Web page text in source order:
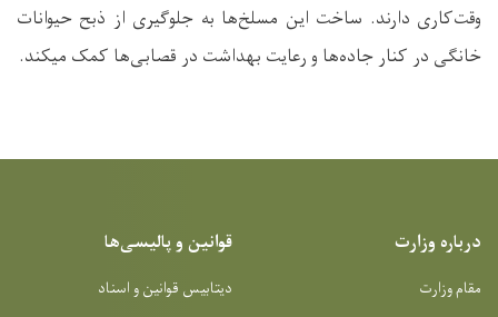
وقت‌کاری دارند. ساخت این مسلخ‌ها به جلوگیری از ذبح حیوانات
خانگی در کنار جاده‌ها و رعایت بهداشت در قصابی‌ها کمک میکند.
درباره وزارت
مقام وزارت
قوانین و پالیسی‌ها
دیتابیس قوانین و اسناد